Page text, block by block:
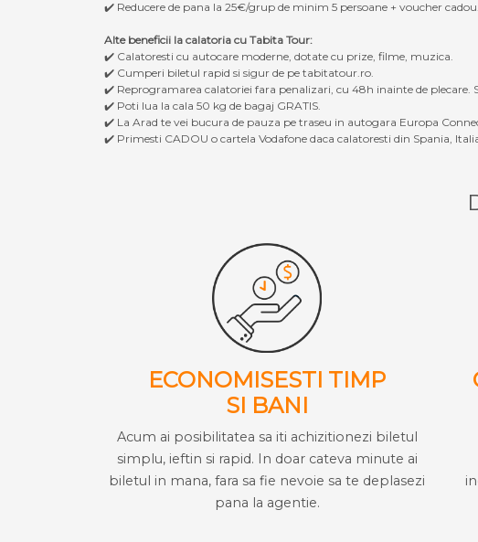
✔️ Reducere de pana la 25€/grup de minim 5 persoane + voucher cadou.
Alte beneficii la calatoria cu Tabita Tour:
✔️ Calatoresti cu autocare moderne, dotate cu prize, filme, muzica.
✔️ Cumperi biletul rapid si sigur de pe tabitatour.ro.
✔️ Reprogramarea calatoriei fara penalizari, cu 48h inainte de plecare.
✔️ Poti lua la cala 50 kg de bagaj GRATIS.
✔️ La Arad te vei bucura de pauza pe traseu in autogara Europa
✔️ Primesti CADOU o cartela Vodafone daca calatoresti din Spania,
ECONOMISESTI TIMP
SI BANI
Acum ai posibilitatea sa iti achizitionezi biletul
simplu, ieftin si rapid. In doar cateva minute ai
biletul in mana, fara sa fie nevoie sa te deplasezi
pana la agentie.